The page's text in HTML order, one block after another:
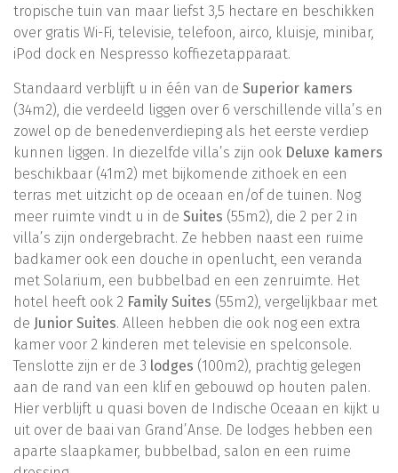
tropische tuin van maar liefst 3,5 hectare en beschikken
over gratis Wi-Fi, televisie, telefoon, airco, kluisje, minibar,
iPod dock en Nespresso koffiezetapparaat.
Standaard verblijft u in één van de Superior kamers
(34m2), die verdeeld liggen over 6 verschillende villa’s en
zowel op de benedenverdieping als het eerste verdiep
kunnen liggen. In diezelfde villa’s zijn ook Deluxe kamers
beschikbaar (41m2) met bijkomende zithoek en een
terras met uitzicht op de oceaan en/of de tuinen. Nog
meer ruimte vindt u in de Suites (55m2), die 2 per 2 in
villa’s zijn ondergebracht. Ze hebben naast een ruime
badkamer ook een douche in openlucht, een veranda
met Solarium, een bubbelbad en een zenruimte. Het
hotel heeft ook 2 Family Suites (55m2), vergelijkbaar met
de Junior Suites. Alleen hebben die ook nog een extra
kamer voor 2 kinderen met televisie en spelconsole.
Tenslotte zijn er de 3 lodges (100m2), prachtig gelegen
aan de rand van een klif en gebouwd op houten palen.
Hier verblijft u quasi boven de Indische Oceaan en kijkt u
uit over de baai van Grand’Anse. De lodges hebben een
aparte slaapkamer, bubbelbad, salon en een ruime